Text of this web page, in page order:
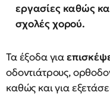
εργασίες καθώς
σχολές χορού.
Τα έξοδα για
οδοντιάτρους,
καθώς και για